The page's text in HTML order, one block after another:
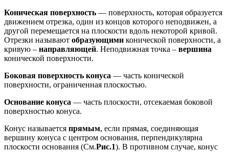
Коническая поверхность — поверхность, которая образуется
движением отрезка, один из концов которого неподвижен, а
другой перемещается на плоскости вдоль некоторой кривой.
Отрезки называют образующими конической поверхности, а
кривую – направляющей. Неподвижная точка – вершина
конической поверхности.
Боковая поверхность конуса — часть конической
поверхности, ограниченная плоскостью.
Основание конуса — часть плоскости, отсекаемая боковой
поверхностью конуса.
Конус называется прямым, если прямая, соединяющая
вершину конуса с центром основания, перпендикулярна
плоскости основания (См.Рис.1). В противном случае, конус